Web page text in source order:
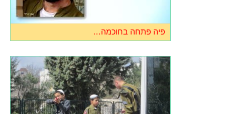
פיה פתחה בחוכמה…